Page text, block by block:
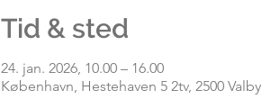
Tid & sted
24. jan. 2026, 10.00 – 16.00
København, Hestehaven 5 2tv, 2500 Valby